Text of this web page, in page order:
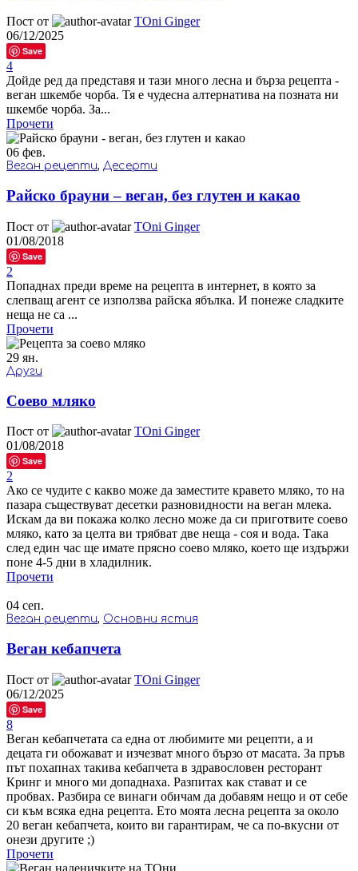
Пост от
TOni Ginger
06/12/2025
Save
4
Дойде ред да представя и тази много лесна и бърза рецепта -
веган шкембе чорба. Тя е чудесна алтернатива на позната ни
шкембе чорба. За...
Прочети
06 фев.
Веган рецепти, Десерти
Райско брауни – веган, без глутен и какао
Пост от
TOni Ginger
01/08/2018
Save
2
Попаднах преди време на рецепта в интернет, в която за
слепващ агент се използва райска ябълка. И понеже сладките
неща не са ...
Прочети
29 ян.
Други
Соево мляко
Пост от
TOni Ginger
01/08/2018
Save
2
Ако се чудите с какво може да заместите кравето мляко, то на
пазара съществуват десетки разновидности на веган млека.
Искам да ви покажа колко лесно може да си приготвите соево
мляко, като за целта ви трябват две неща - соя и вода. Така
след един час ще имате прясно соево мляко, което ще издържи
поне 4-5 дни в хладилник.
Прочети
04 сеп.
Веган рецепти, Основни ястия
Веган кебапчета
Пост от
TOni Ginger
06/12/2025
Save
8
Веган кебапчетата са една от любимите ми рецепти, а и
децата ги обожават и изчезват много бързо от масата. За пръв
път похапнах такива кебапчета в здравословен ресторант
Кринг и много ми допаднаха. Разпитах как стават и се
пробвах. Разбира се винаги обичам да добавям нещо и от себе
си към всяка една рецепта. Ето моята лесна рецепта за около
20 веган кебапчета, които ви гарантирам, че са по-вкусни от
онези другите ;)
Прочети